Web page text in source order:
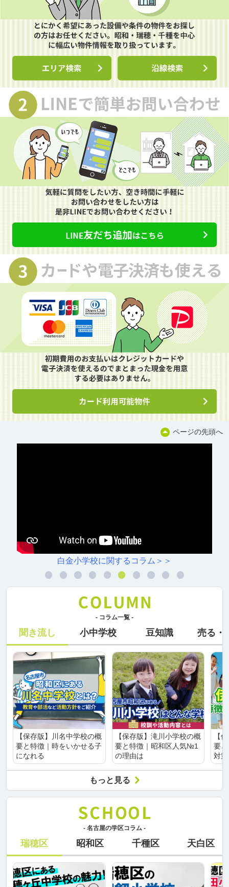
ページの先頭へ
村雲小学校に関するコ
- コラム一覧 -
聞き流し 小中学校 豆知識 売る・
【保存版】川名中学校の概
要と特徴｜時をいかせる子
になれる
【保存版】滝川小学校の概
要と特徴｜昭和区人気№1
の理由は
【
要
対
もっと見る
- 名古屋の学区コラム -
瑞穂区 昭和区 千種区 天白区